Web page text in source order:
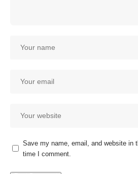
Save my name, email, and website in
time I comment.